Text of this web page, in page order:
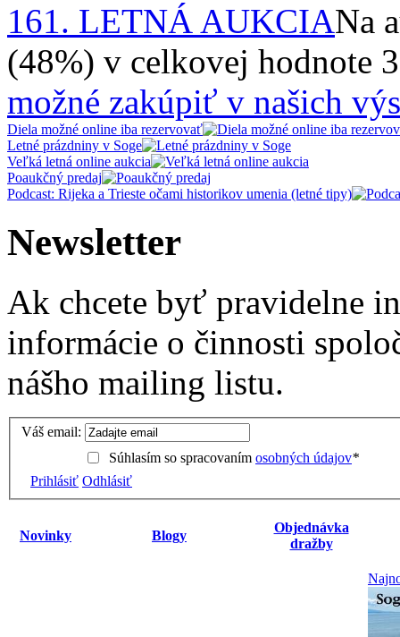
161. LETNÁ AUKCIANa
(48%) v celkovej hodnote
možné zakúpiť v našich
Diela možné online iba rezervovať
Letné prázdniny v Soge
Veľká letná online aukcia
Poaukčný predaj
Podcast: Rijeka a Trieste očami historikov umenia (letné tipy)
Newsletter
Ak chcete byť pravidelne
informácie o činnosti
nášho mailing listu.
Váš email:
Súhlasím so spracovaním osobných údajov*
Prihlásiť Odhlásiť
Novinky Blogy
Objednávka
dražby